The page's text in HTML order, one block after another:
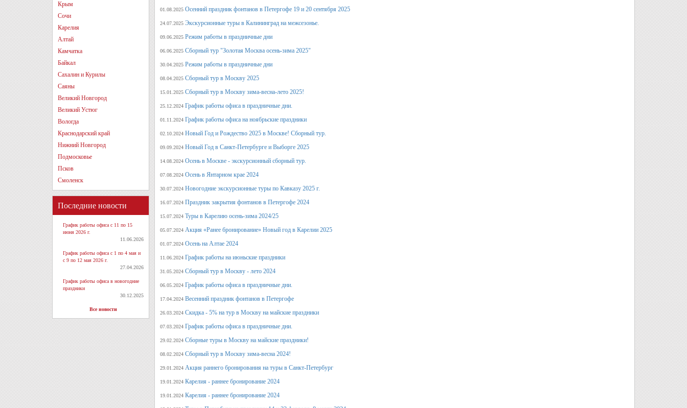
Крым
Сочи
Карелия
Алтай
Камчатка
Байкал
Сахалин и Курилы
Саяны
Великий Новгород
Великий Устюг
Вологда
Краснодарский край
Нижний Новгород
Подмосковье
Псков
Смоленск
Последние новости
График работы офиса с 11 по 15
июня 2026 г.
11.06.2026
График работы офиса с 1 по 4 мая и
с 9 по 12 мая 2026 г.
27.04.2026
График работы офиса в новогодние
праздники
30.12.2025
Все новости
01.08.2025 Осенний праздник фонтанов в Петергофе 19 и 20 сентября 2025
24.07.2025 Экскурсионные туры в Калининград на межсезонье.
09.06.2025 Режим работы в праздничные дни
06.06.2025 Сборный тур "Золотая Москва осень-зима 2025"
30.04.2025 Режим работы в праздничные дни
08.04.2025 Сборный тур в Москву 2025
15.01.2025 Сборный тур в Москву зима-весна-лето 2025!
25.12.2024 График работы офиса в праздничные дни.
01.11.2024 График работы офиса на ноябрьские праздники
02.10.2024 Новый Год и Рождество 2025 в Москве! Сборный тур.
09.09.2024 Новый Год в Санкт-Петербурге и Выборге 2025
14.08.2024 Осень в Москве - экскурсионный сборный тур.
07.08.2024 Осень в Янтарном крае 2024
30.07.2024 Новогодние экскурсионные туры по Кавказу 2025 г.
16.07.2024 Праздник закрытия фонтанов в Петергофе 2024
15.07.2024 Туры в Карелию осень-зима 2024/25
05.07.2024 Акция «Ранее бронирование» Новый год в Карелии 2025
01.07.2024 Осень на Алтае 2024
11.06.2024 График работы на июньские праздники
31.05.2024 Сборный тур в Москву - лето 2024
06.05.2024 График работы офиса в праздничные дни.
17.04.2024 Весенний праздник фонтанов в Петергофе
26.03.2024 Скидка - 5% на тур в Москву на майские праздники
07.03.2024 График работы офиса в праздничные дни.
29.02.2024 Сборные туры в Москву на майские праздники!
08.02.2024 Сборный тур в Москву зима-весна 2024!
29.01.2024 Акция раннего бронирования на туры в Санкт-Петербург
19.01.2024 Карелия - раннее бронирование 2024
19.01.2024 Карелия - раннее бронирование 2024